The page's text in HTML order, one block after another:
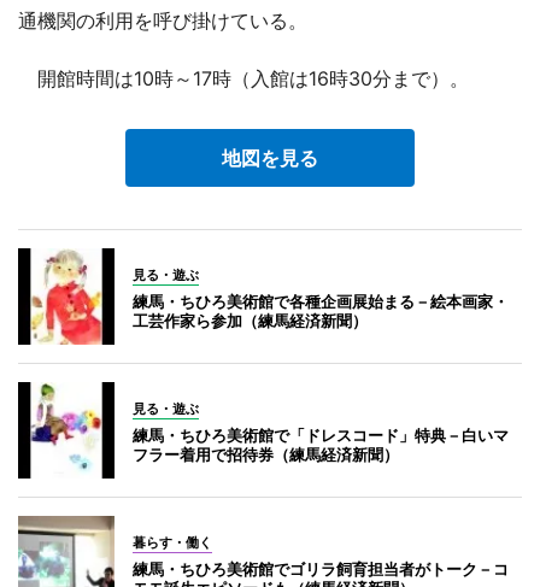
通機関の利用を呼び掛けている。
開館時間は10時～17時（入館は16時30分まで）。
地図を見る
見る・遊ぶ
練馬・ちひろ美術館で各種企画展始まる－絵本画家・
工芸作家ら参加（練馬経済新聞）
見る・遊ぶ
練馬・ちひろ美術館で「ドレスコード」特典－白いマ
フラー着用で招待券（練馬経済新聞）
暮らす・働く
練馬・ちひろ美術館でゴリラ飼育担当者がトーク－コ